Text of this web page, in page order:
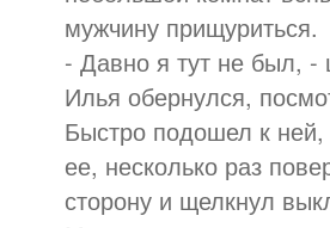
мужчину прищуриться.
- Давно я тут не был, -
Илья обернулся,
Быстро подошел к
ее, несколько раз
сторону и щелкнул